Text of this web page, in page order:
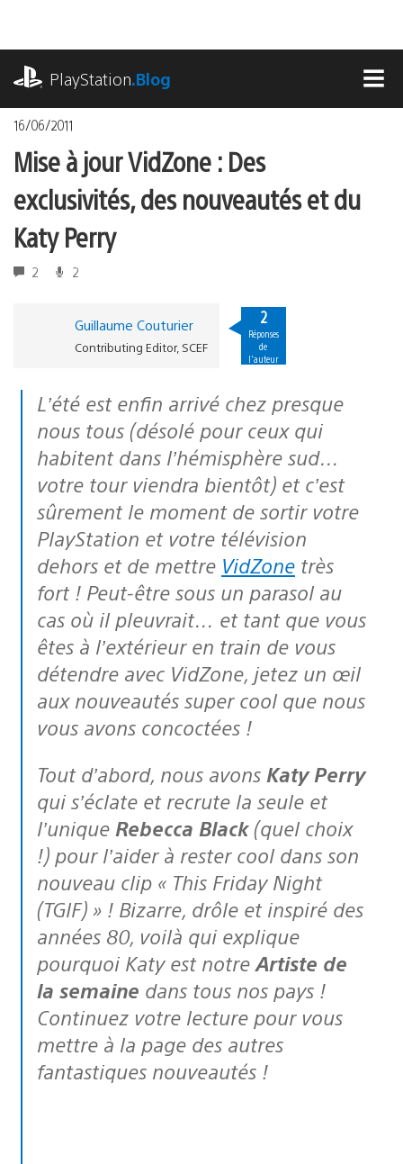
contenu
PlayStation.Blog
16/06/2011
Mise à jour VidZone : Des
exclusivités, des nouveautés et du
Katy Perry
2 2
Guillaume Couturier
Contributing Editor, SCEF
2
Réponses
de
l'auteur
L’été est enfin arrivé chez presque
nous tous (désolé pour ceux qui
habitent dans l’hémisphère sud…
votre tour viendra bientôt) et c’est
sûrement le moment de sortir votre
PlayStation et votre télévision
dehors et de mettre VidZone très
fort ! Peut-être sous un parasol au
cas où il pleuvrait… et tant que vous
êtes à l’extérieur en train de vous
détendre avec VidZone, jetez un œil
aux nouveautés super cool que nous
vous avons concoctées !
Tout d’abord, nous avons Katy Perry
qui s’éclate et recrute la seule et
l’unique Rebecca Black(quel choix
!) pour l’aider à rester cool dans son
nouveau clip « This Friday Night
(TGIF) » ! Bizarre, drôle et inspiré des
années 80, voilà qui explique
pourquoi Katy est notre Artiste de
la semaine dans tous nos pays !
Continuez votre lecture pour vous
mettre à la page des autres
fantastiques nouveautés !